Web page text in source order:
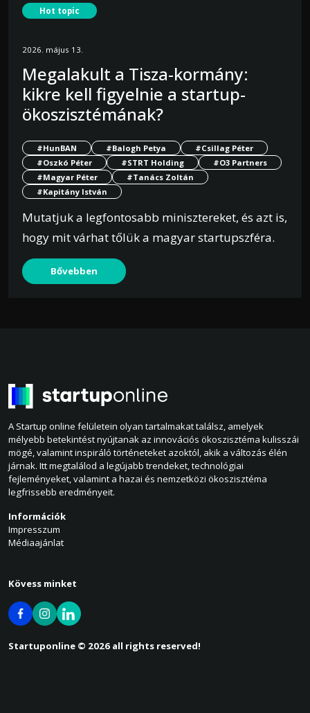
Hot topic
2026. május 13.
Megalakult a Tisza-kormány:
kikre kell figyelnie a startup-
ökoszisztémának?
#HunBAN #Balogh Petya
#Csillag Péter
#Oszkó Péter
#STRT Holding
#O3 Partners
#Magyar Péter
#Tanács Zoltán
#Kapitány István
Mutatjuk a legfontosabb minisztereket, és azt is,
hogy mit várhat tőlük a magyar startupszféra.
Bővebben
A Startup online felületein olyan tartalmakat találsz, amelyek
mélyebb betekintést nyújtanak az innovációs ökoszisztéma kulisszái
mögé, valamint inspiráló történeteket azoktól, akik a változás élén
járnak. Itt megtalálod a legújabb trendeket, technológiai
fejleményeket, valamint a hazai és nemzetközi ökoszisztéma
legfrissebb eredményeit.
Információk
Impresszum
Médiaajánlat
Kövess minket
Startuponline © 2026 all rights reserved!